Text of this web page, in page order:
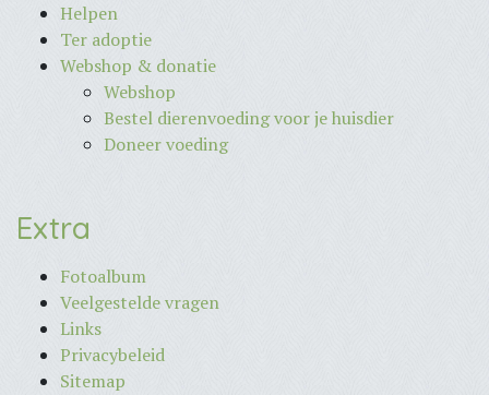
Helpen
Ter adoptie
Webshop & donatie
Webshop
Bestel dierenvoeding voor je huisdier
Doneer voeding
Extra
Fotoalbum
Veelgestelde vragen
Links
Privacybeleid
Sitemap